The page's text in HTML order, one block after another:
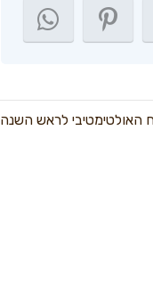
האולטימטיבי לראש השנה